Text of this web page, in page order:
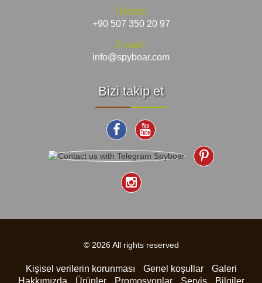
Telefon:
+90 507 350 20 97
E-mail:
info@spyboar.com
Bizi takip et
© 2026 All rights reserved
Kişisel verilerin korunması Genel koşullar
Galeri
Hakkımızda
Ürünler Promosyonlar Servis Bilgiler